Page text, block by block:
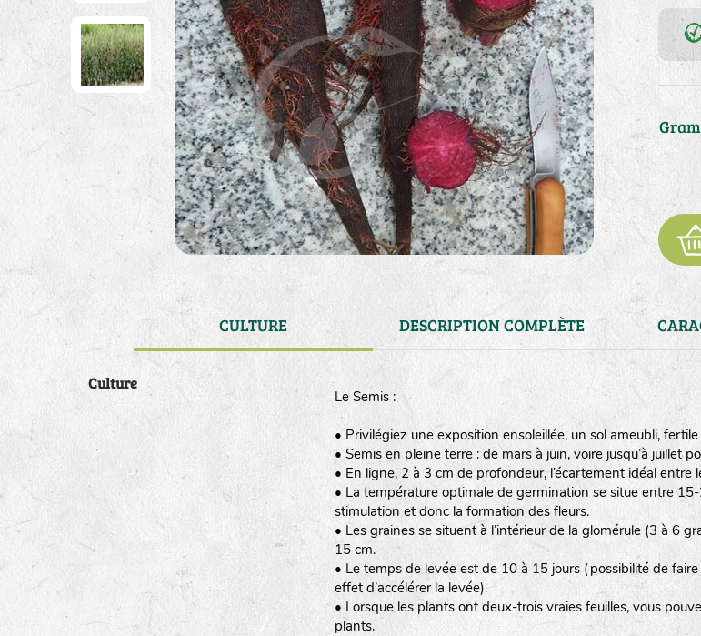
CULTURE DESCRIPTION COMPLÈTE
Culture
Le Semis :
• Privilégiez une exposition ensoleillée, un sol ameubli,
• Semis en pleine terre : de mars à juin, voire jusqu’à juillet
• En ligne, 2 à 3 cm de profondeur, l’écartement idéal entre
• La température optimale de germination se situe entre
stimulation et donc la formation des fleurs.
• Les graines se situent à l’intérieur de la glomérule (3 à 6
15 cm.
• Le temps de levée est de 10 à 15 jours (possibilité de
effet d’accélérer la levée).
• Lorsque les plants ont deux-trois vraies feuilles, vous
plants.